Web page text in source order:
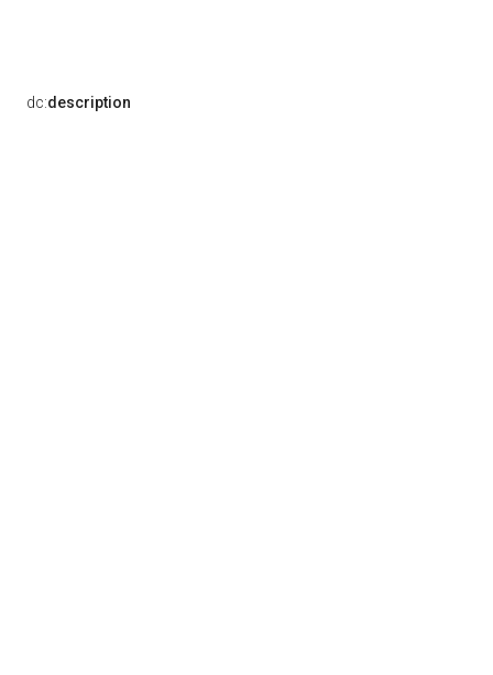
dc:description